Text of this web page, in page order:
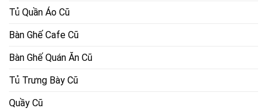
Tủ Quần Áo Cũ
Bàn Ghế Cafe Cũ
Bàn Ghế Quán Ăn Cũ
Tủ Trưng Bày Cũ
Quầy Cũ